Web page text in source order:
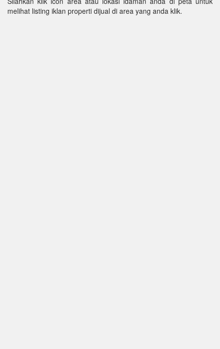
melihat listing iklan properti dijual di area yang anda klik.